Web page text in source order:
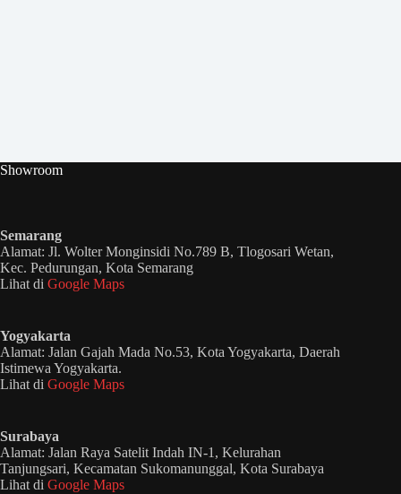
Showroom
Semarang
Alamat: Jl. Wolter Monginsidi No.789 B, Tlogosari Wetan,
Kec. Pedurungan, Kota Semarang
Lihat di Google Maps
Yogyakarta
Alamat: Jalan Gajah Mada No.53, Kota Yogyakarta, Daerah
Istimewa Yogyakarta.
Lihat di Google Maps
Surabaya
Alamat: Jalan Raya Satelit Indah IN-1, Kelurahan
Tanjungsari, Kecamatan Sukomanunggal, Kota Surabaya
Lihat di Google Maps